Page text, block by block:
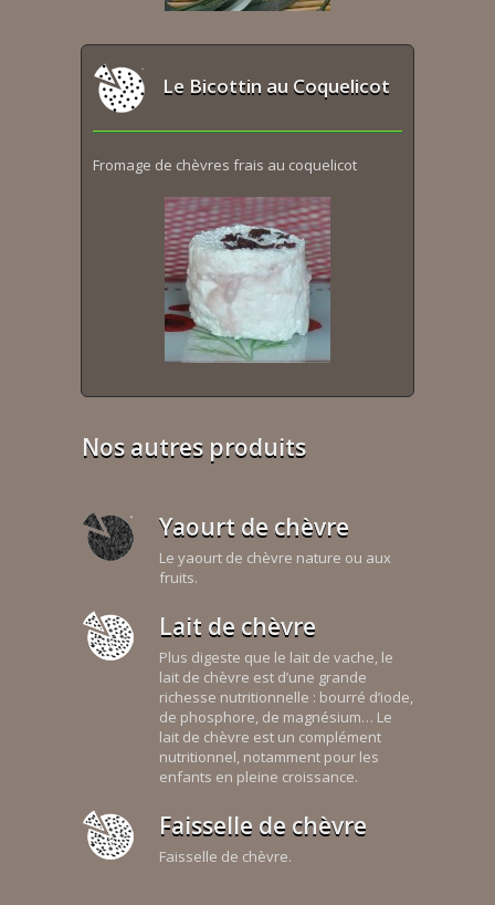
Le Bicottin au Coquelicot
Fromage de chèvres frais au coquelicot
Nos autres produits
Yaourt de chèvre
Le yaourt de chèvre nature ou aux
fruits.
Lait de chèvre
Plus digeste que le lait de vache, le
lait de chèvre est d’une grande
richesse nutritionnelle : bourré d’iode,
de phosphore, de magnésium… Le
lait de chèvre est un complément
nutritionnel, notamment pour les
enfants en pleine croissance.
Faisselle de chèvre
Faisselle de chèvre.